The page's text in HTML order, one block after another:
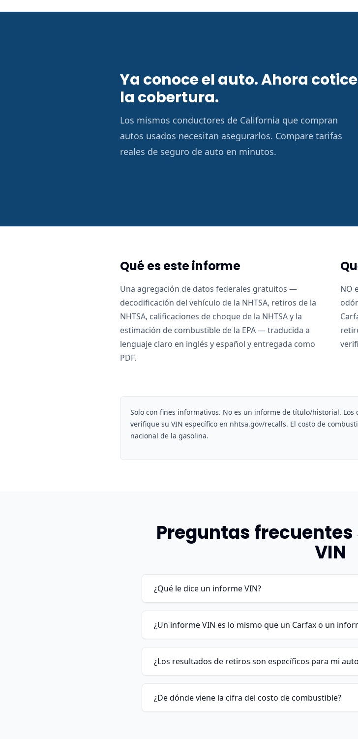
Ya conoce el auto. Ahora cotice
la cobertura.
Los mismos conductores de California que compran
autos usados necesitan asegurarlos. Compare tarifas
reales de seguro de auto en minutos.
Qué es este informe
Una agregación de datos federales gratuitos —
decodificación del vehículo de la NHTSA, retiros de la
NHTSA, calificaciones de choque de la NHTSA y la
estimación de combustible de la EPA — traducida a
lenguaje claro en inglés y español y entregada como
PDF.
NO
Solo con fines informativos. No es un informe de título/historial.
verifique su VIN específico en nhtsa.gov/recalls. El costo de
nacional de la gasolina.
Preguntas
VIN
¿Qué le dice un informe VIN?
¿Un informe VIN es lo mismo que un Carfax o un
¿Los resultados de retiros son específicos para mi
¿De dónde viene la cifra del costo de combustible?